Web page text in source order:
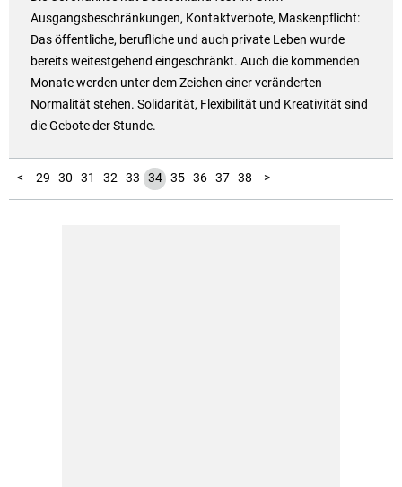
Ausgangsbeschränkungen, Kontaktverbote, Maskenpflicht:
Das öffentliche, berufliche und auch private Leben wurde
bereits weitestgehend eingeschränkt. Auch die kommenden
Monate werden unter dem Zeichen einer veränderten
Normalität stehen. Solidarität, Flexibilität und Kreativität sind
die Gebote der Stunde.
<
1
2
3
4
5
6
7
8
9
10
11
12
13
14
15
16
17
18
19
20
21
22
23
24
25
26
27
28 29 30 31 32 33 34 35 36 37 38
39
40
41
42
43
44
45
46
47
48
49
50
51
52
53
54
55
56
57
58
59
60
61
62
63
64
65
66
67
68
69
70
71
72
73
74
75
76
77
78
79
80
81
82
83
84
85
86
87
88
89
90
91
92
93
94 >